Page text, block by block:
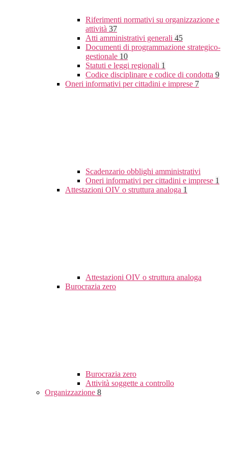
Riferimenti normativi su organizzazione e
attività 37
Atti amministrativi generali 45
Documenti di programmazione strategico-
gestionale 10
Statuti e leggi regionali 1
Codice disciplinare e codice di condotta 9
Oneri informativi per cittadini e imprese 7
Scadenzario obblighi amministrativi
Oneri informativi per cittadini e imprese 1
Attestazioni OIV o struttura analoga 1
Attestazioni OIV o struttura analoga
Burocrazia zero
Burocrazia zero
Attività soggette a controllo
Organizzazione 8